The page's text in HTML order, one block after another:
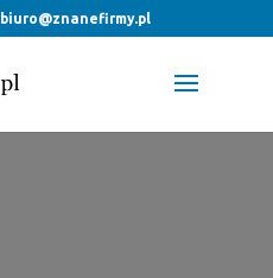
biuro@znanefirmy.pl